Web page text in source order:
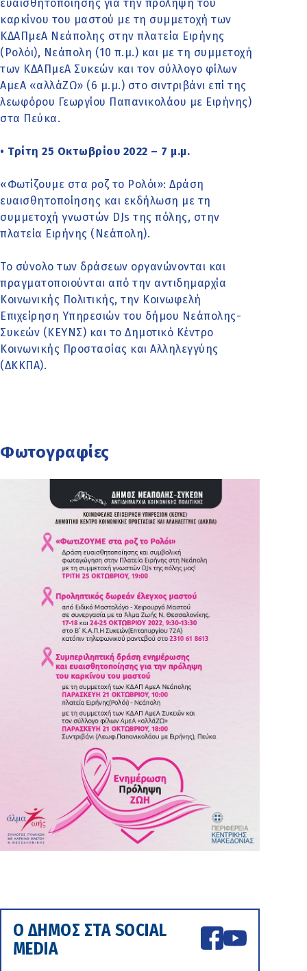
ευαισθητοποίησης για την πρόληψη του
καρκίνου του μαστού με τη συμμετοχή των
ΚΔΑΠμεΑ Νεάπολης στην πλατεία Ειρήνης
(Ρολόι), Νεάπολη (10 π.μ.) και με τη συμμετοχή
των ΚΔΑΠμεΑ Συκεών και τον σύλλογο φίλων
ΑμεΑ «αλλάΖΩ» (6 μ.μ.) στο σιντριβάνι επί της
λεωφόρου Γεωργίου Παπανικολάου με Ειρήνης)
στα Πεύκα.
• Τρίτη 25 Οκτωβρίου 2022 – 7 μ.μ.
«Φωτίζουμε στα ροζ το Ρολόι»: Δράση
ευαισθητοποίησης και εκδήλωση με τη
συμμετοχή γνωστών DJs της πόλης, στην
πλατεία Ειρήνης (Νεάπολη).
Το σύνολο των δράσεων οργανώνονται και
πραγματοποιούνται από την αντιδημαρχία
Κοινωνικής Πολιτικής, την Κοινωφελή
Επιχείρηση Υπηρεσιών του δήμου Νεάπολης-
Συκεών (ΚΕΥΝΣ) και το Δημοτικό Κέντρο
Κοινωνικής Προστασίας και Αλληλεγγύης
(ΔΚΚΠΑ).
Φωτογραφίες
Ο ΔΗΜΟΣ ΣΤΑ SOCIAL
MEDIA